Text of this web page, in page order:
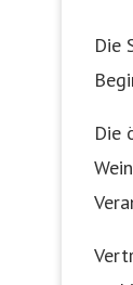
Die
Die